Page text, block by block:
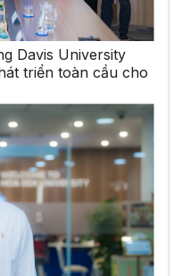
Davis University
triển toàn cầu cho